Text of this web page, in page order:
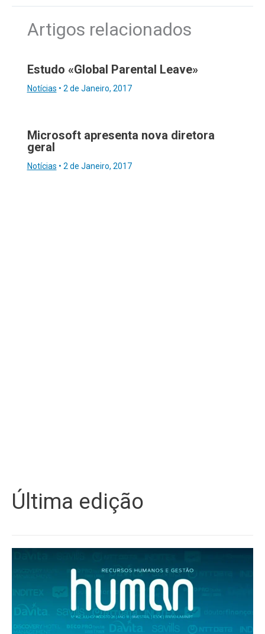
Artigos relacionados
Estudo «Global Parental Leave»
Notícias • 2 de Janeiro, 2017
Microsoft apresenta nova diretora
geral
Notícias • 2 de Janeiro, 2017
Última edição